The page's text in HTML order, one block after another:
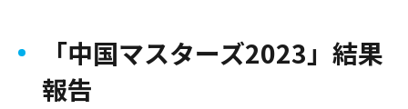
「中国マスターズ2023」結果
報告